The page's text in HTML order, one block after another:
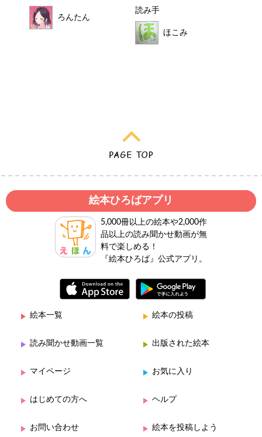
ろんたん
読み手
ほこみ
絵本ひろばアプリ
5,000冊以上の絵本や2,000作
品以上の読み聞かせ動画が無
料で楽しめる！
『絵本ひろば』公式アプリ。
絵本一覧 絵本の投稿
読み聞かせ動画一覧 出版された絵本
マイページ お気に入り
はじめての方へ ヘルプ
お問い合わせ 絵本を投稿しよう